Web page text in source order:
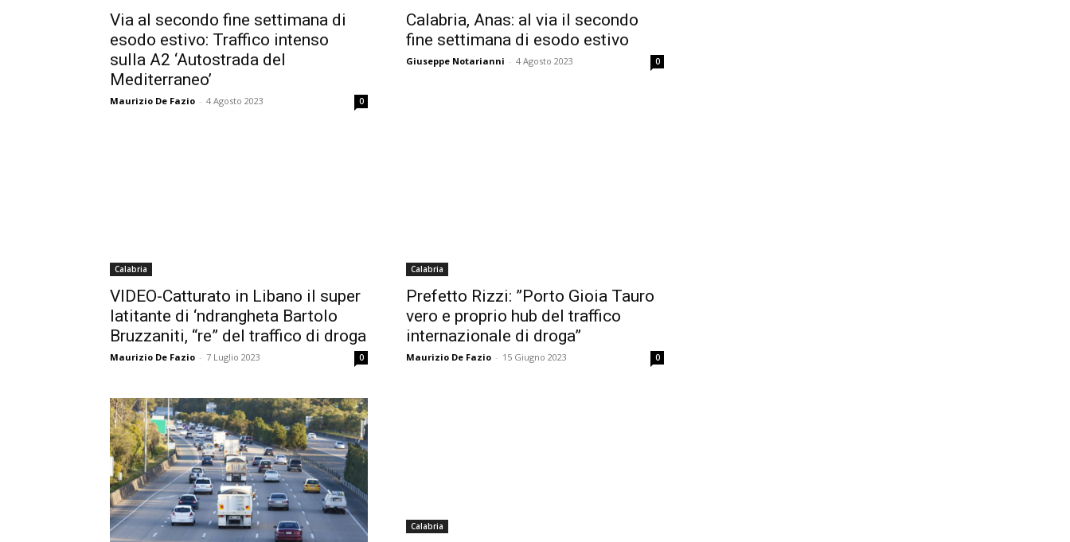
Via al secondo fine settimana di
esodo estivo: Traffico intenso
sulla A2 ‘Autostrada del
Mediterraneo’
Maurizio De Fazio - 4 Agosto 2023 0
Calabria, Anas: al via il secondo
fine settimana di esodo estivo
Giuseppe Notarianni - 4 Agosto 2023 0
Calabria
VIDEO-Catturato in Libano il super
latitante di ‘ndrangheta Bartolo
Bruzzaniti, “re” del traffico di droga
Maurizio De Fazio - 7 Luglio 2023 0
Calabria
Prefetto Rizzi: ”Porto Gioia Tauro
vero e proprio hub del traffico
internazionale di droga”
Maurizio De Fazio - 15 Giugno 2023 0
Calabria